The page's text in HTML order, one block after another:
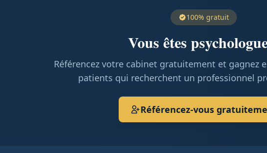
100% gratuit
Vous êtes
Référencez votre cabinet gratuitement et gagnez
patients qui recherchent un professionnel
Référencez-vous